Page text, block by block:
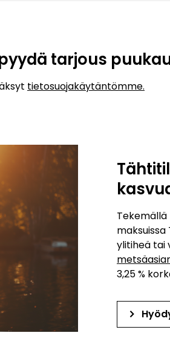
tarjous
tietosuojakäytäntömme.
ylitiheä tai
3,25 %
keyboard_arrow_right